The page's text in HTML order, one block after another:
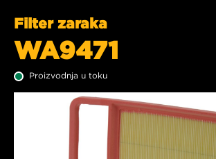
Filter zaraka
WA9471
Proizvodnja u toku